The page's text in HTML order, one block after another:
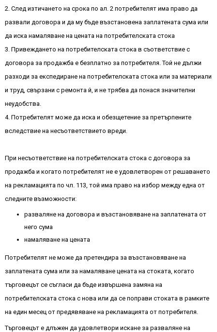
2. След изтичането на срока по ал. 2 потребителят има право да
развали договора и да му бъде възстановена заплатената сума или
да иска намаляване на цената на потребителската стока
3. Привеждането на потребителската стока в съответствие с
договора за продажба е безплатно за потребителя. Той не дължи
разходи за експедиране на потребителската стока или за материали
и труд, свързани с ремонта й, и не трябва да понася значителни
неудобства.
4. Потребителят може да иска и обезщетение за претърпените
вследствие на несъответствието вреди.
При несъответствие на потребителската стока с договора за
продажба и когато потребителят не е удовлетворен от решаването
на рекламацията по чл. 113, той има право на избор между една от
следните възможности:
разваляне на договора и възстановяване на заплатената от
него сума
намаляване на цената
Потребителят не може да претендира за възстановяване на
заплатената сума или за намаляване цената на стоката, когато
търговецът се съгласи да бъде извършена замяна на
потребителската стока с нова или да се поправи стоката в рамките
на един месец от предявяване на рекламацията от потребителя.
Търговецът е длъжен да удовлетвори искане за разваляне на